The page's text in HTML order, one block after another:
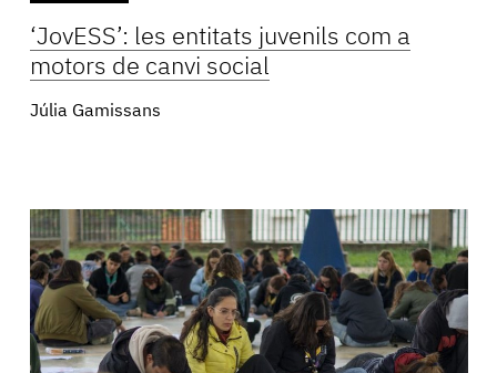
‘JovESS’: les entitats juvenils com a
motors de canvi social
Júlia Gamissans